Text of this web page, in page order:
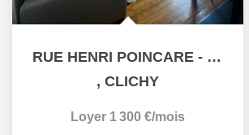
RUE HENRI POINCARE - 2 PIÈCES MEUBLÉ - 35 M²
, CLICHY
Loyer 1 300 €/mois